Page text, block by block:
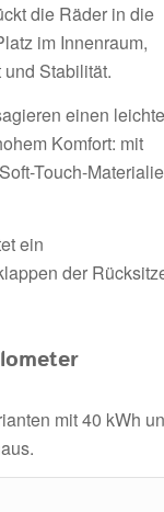
die Räder in die
im Innenraum,
Stabilität.
einen
Komfort: mit
Touch-
ein
der
mit 40 kWh